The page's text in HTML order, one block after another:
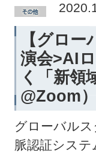
【グロ
演会>AI
く「新領
@Zoom）
グローバル
脈認証シス